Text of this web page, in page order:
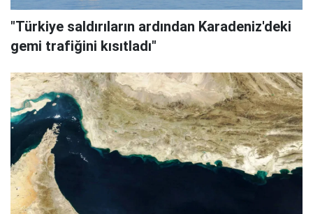
"Türkiye saldırıların ardından Karadeniz'deki
gemi trafiğini kısıtladı"